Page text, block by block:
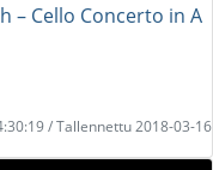
– Cello Concerto in A
/ Tallennettu 2018-03-16